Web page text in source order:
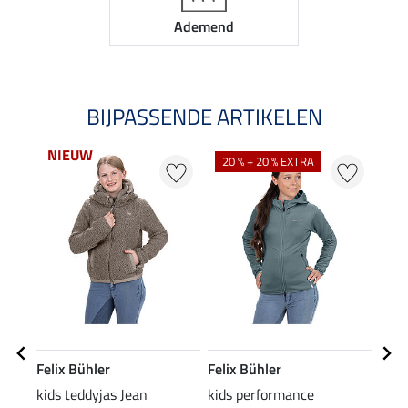
Ademend
BIJPASSENDE ARTIKELEN
NIEUW
Felix Bühler
kids teddyjas Jean
20 % + 20 % EXTRA
Felix Bühler
kids performance